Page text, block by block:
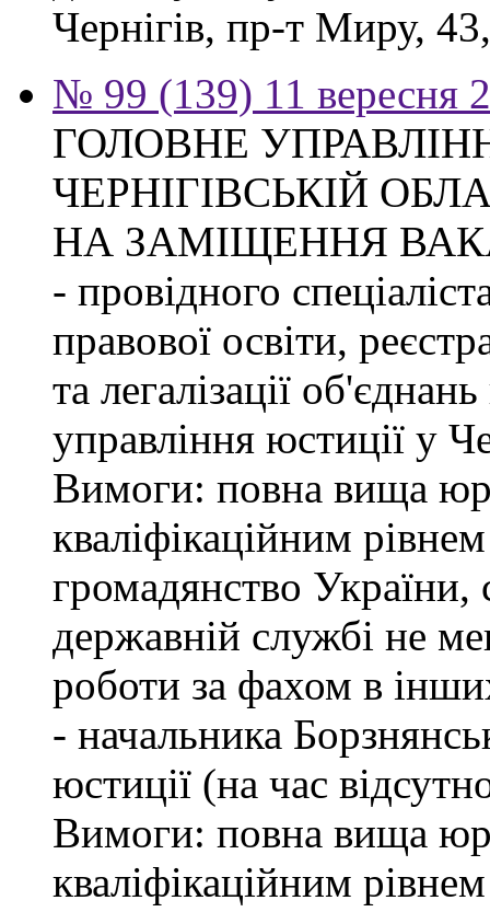
Чернігів, пр-т Миру,
№ 99 (139) 11 вересня
ГОЛОВНЕ
ЧЕРНІГІВСЬКІЙ
НА ЗАМІЩЕННЯ
- провідного
правової освіти,
та легалізації
управління юстиції у
Вимоги: повна вища
кваліфікаційним
громадянство
державній службі не
роботи за фахом в
- начальника
юстиції (на час
Вимоги: повна вища
кваліфікаційним